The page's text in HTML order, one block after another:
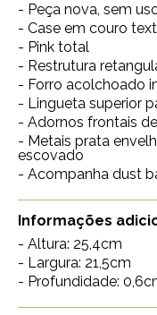
- Peça nova, sem
- Case em couro
- Pink total
- Restrutura
- Forro acolchoado
- Lingueta superior
- Adornos frontais
- Metais prata
escovado
- Acompanha dust
Informações
- Altura: 25,4cm
- Largura: 21,5cm
- Profundidade: